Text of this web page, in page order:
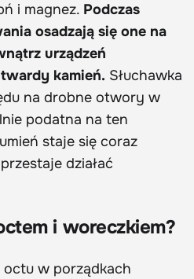
i magnez. Podczas
osadzają się one na
urządzeń
kamień. Słuchawka
na drobne otwory w
podatna na ten
staje się coraz
działać
i woreczkiem?
w porządkach